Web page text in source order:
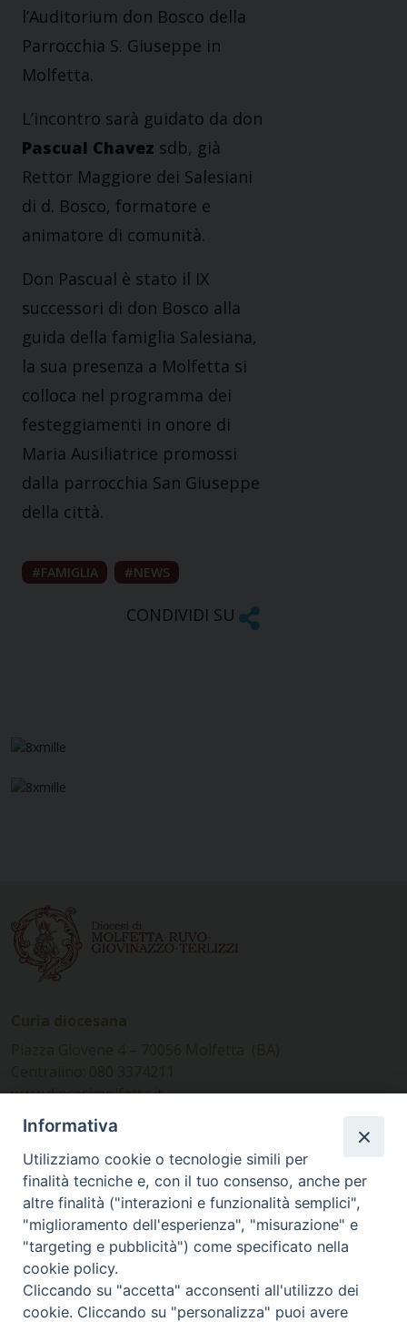
l’Auditorium don Bosco della
Parrocchia S. Giuseppe in
Molfetta.
L’incontro sarà guidato da don
Pascual Chavez sdb, già
Rettor Maggiore dei Salesiani
di d. Bosco, formatore e
animatore di comunità.
Don Pascual è stato il IX
successori di don Bosco alla
guida della famiglia Salesiana,
la sua presenza a Molfetta si
colloca nel programma dei
festeggiamenti in onore di
Maria Ausiliatrice promossi
dalla parrocchia San Giuseppe
della città.
FAMIGLIA NEWS
CONDIVIDI SU
www.diocesimolfetta.it –
diocesimolfetta@pec.chiesacattolica.it
Ufficio Comunicazioni sociali
Piazza Giovene 4 – 70056 Molfetta (BA)
comunicazionisociali@diocesimolfetta.it
SEGUICI SU
Informativa
Utilizziamo cookie o tecnologie simili per
finalità tecniche e, con il tuo consenso, anche per
altre finalità ("interazioni e funzionalità semplici",
"miglioramento dell'esperienza", "misurazione" e
"targeting e pubblicità") come specificato nella
cookie policy.
Cliccando su "accetta" acconsenti all'utilizzo dei
cookie. Cliccando su "personalizza" puoi avere